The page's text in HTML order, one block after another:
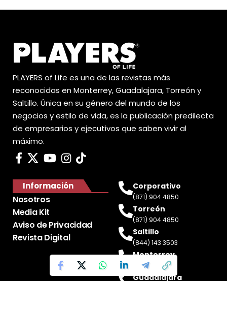
PLAYERS of Life es una de las revistas más
reconocidas en Monterrey, Guadalajara, Torreón y
Saltillo. Única en su género del mundo de los
negocios y estilo de vida, es la publicación predilecta
de empresarios y ejecutivos que saben vivir al
máximo.
Información
Nosotros
Media Kit
Aviso de Privacidad
Revista Digital
Corporativo
(871) 904 4850
Torreón
(871) 904 4850
Saltillo
(844) 143 3503
Monterrey
(81) 2188 0412
Guadalajara